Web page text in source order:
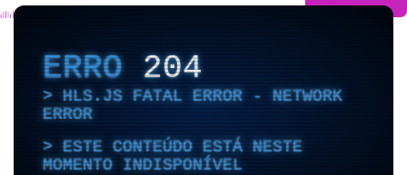
ERRO204
HLS.JS FATAL ERROR - NETWORK
ERROR
ESTE CONTEÚDO ESTÁ NESTE
MOMENTO INDISPONÍVEL